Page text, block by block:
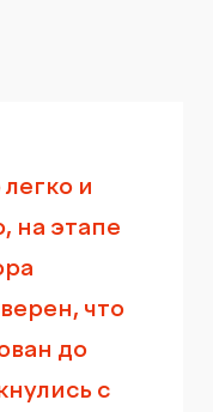
и
на этапе
что
до
с